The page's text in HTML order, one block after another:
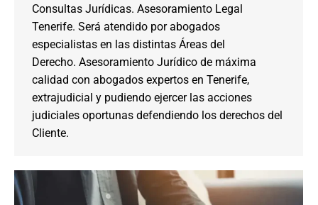
Consultas Jurídicas. Asesoramiento Legal
Tenerife. Será atendido por abogados
especialistas en las distintas Áreas del
Derecho. Asesoramiento Jurídico de máxima
calidad con abogados expertos en Tenerife,
extrajudicial y pudiendo ejercer las acciones
judiciales oportunas defendiendo los derechos del
Cliente.